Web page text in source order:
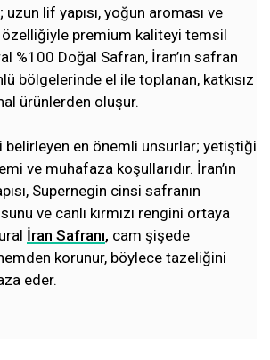
lif yapısı, yoğun aroması ve
premium kaliteyi temsil
%100 Doğal Safran, İran’ın safran
bölgelerinde el ile toplanan, katkısız
ürünlerden oluşur.
belirleyen en önemli unsurlar; yetiştiği
ve muhafaza koşullarıdır. İran’ın
Supernegin cinsi safranın
ve canlı kırmızı rengini ortaya
İran Safranı, cam şişede
korunur, böylece tazeliğini
eder.